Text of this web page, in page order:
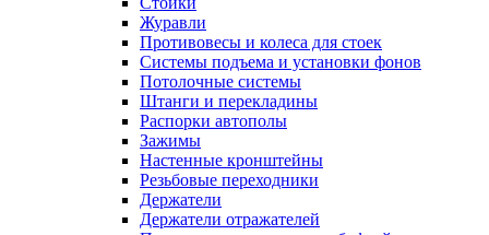
Журавли
Противовесы и колеса для стоек
Системы подъема и установки фонов
Потолочные системы
Штанги и перекладины
Распорки автополы
Зажимы
Настенные кронштейны
Резьбовые переходники
Держатели
Держатели отражателей